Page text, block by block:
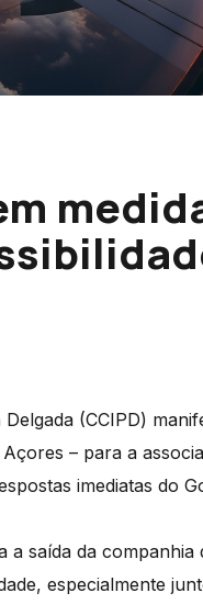
(CCIPD)
– para a
imediatas do
saída da
especialmente